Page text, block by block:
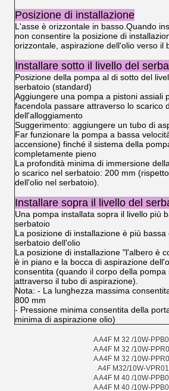
Posizione di installazione
L'asse è orizzontale in basso.Quando
non consentire la posizione di
orizzontale, aspirazione dell'olio verso il
Installare sotto il livello del
Posizione della pompa al di sotto del
serbatoio (standard)
Aggiungere una pompa a pistoni assiali
facendola passare attraverso lo scarico
dell'alloggiamento
Suggerimento: aggiungere un tubo di
Far funzionare la pompa a bassa
accensione) finché il sistema della
completamente pieno
La profondità minima di immersione
o scarico nel serbatoio: 200 mm
dell'olio nel serbatoio).
Installare sopra il livello del
Una pompa installata sopra il livello più
serbatoio
La posizione di installazione è più bassa
serbatoio dell'olio
La posizione di installazione "l'albero è
è in piano e la bocca di aspirazione
consentita (quando il corpo della
attraverso il tubo di aspirazione).
Nota: - La lunghezza massima
800 mm
- Pressione minima consentita della
minima di aspirazione olio)
A A4F M 32 /10W-
A A4F M 32 /10W-
A A4F M 32 /10W-
A4F M32/10W-VPR01
A A4F M 40 /10W-
A A4F M 40 /10W-